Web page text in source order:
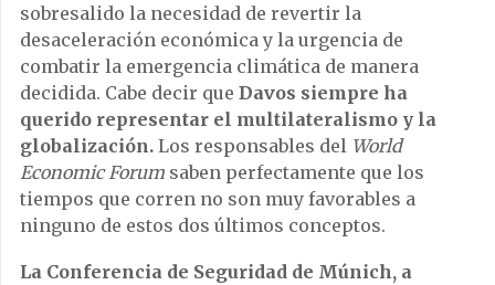
sobresalido la necesidad de revertir la
desaceleración económica y la urgencia de
combatir la emergencia climática de manera
decidida. Cabe decir que Davos siempre ha
querido representar el multilateralismo y la
globalización. Los responsables del World
Economic Forum saben perfectamente que los
tiempos que corren no son muy favorables a
ninguno de estos dos últimos conceptos.
La Conferencia de Seguridad de Múnich, a